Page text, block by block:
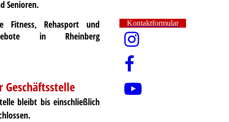
Senioren.
Fitness, Rehasport und
in Rheinberg
Geschäftsstelle
bleibt bis einschließlich
Kontaktformular